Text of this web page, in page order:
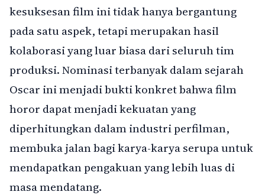
kesuksesan film ini tidak hanya bergantung
pada satu aspek, tetapi merupakan hasil
kolaborasi yang luar biasa dari seluruh tim
produksi. Nominasi terbanyak dalam sejarah
Oscar ini menjadi bukti konkret bahwa film
horor dapat menjadi kekuatan yang
diperhitungkan dalam industri perfilman,
membuka jalan bagi karya-karya serupa untuk
mendapatkan pengakuan yang lebih luas di
masa mendatang.